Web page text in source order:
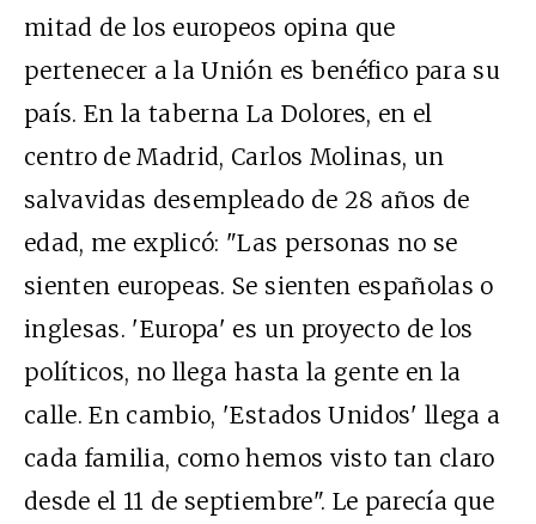
mitad de los europeos opina que
pertenecer a la Unión es benéfico para su
país. En la taberna La Dolores, en el
centro de Madrid, Carlos Molinas, un
salvavidas desempleado de 28 años de
edad, me explicó: "Las personas no se
sienten europeas. Se sienten españolas o
inglesas. 'Europa' es un proyecto de los
políticos, no llega hasta la gente en la
calle. En cambio, 'Estados Unidos' llega a
cada familia, como hemos visto tan claro
desde el 11 de septiembre". Le parecía que